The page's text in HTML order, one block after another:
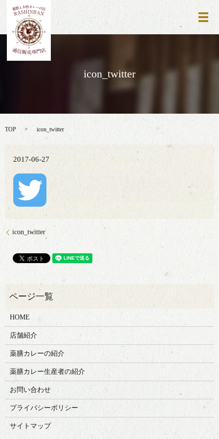
メ
icon_twitter
TOP icon_twitter
2017-06-27
icon_twitter
HOME
店舗紹介
薬膳カレーの紹介
薬膳カレー生産者の紹介
お問い合わせ
プライバシーポリシー
サイトマップ